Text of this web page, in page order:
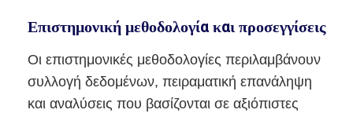
Επιστημονική μεθοδολογία και προσεγγίσεις
Οι επιστημονικές μεθοδολογίες περιλαμβάνουν
συλλογή δεδομένων, πειραματική επανάληψη
και αναλύσεις που βασίζονται σε αξιόπιστες